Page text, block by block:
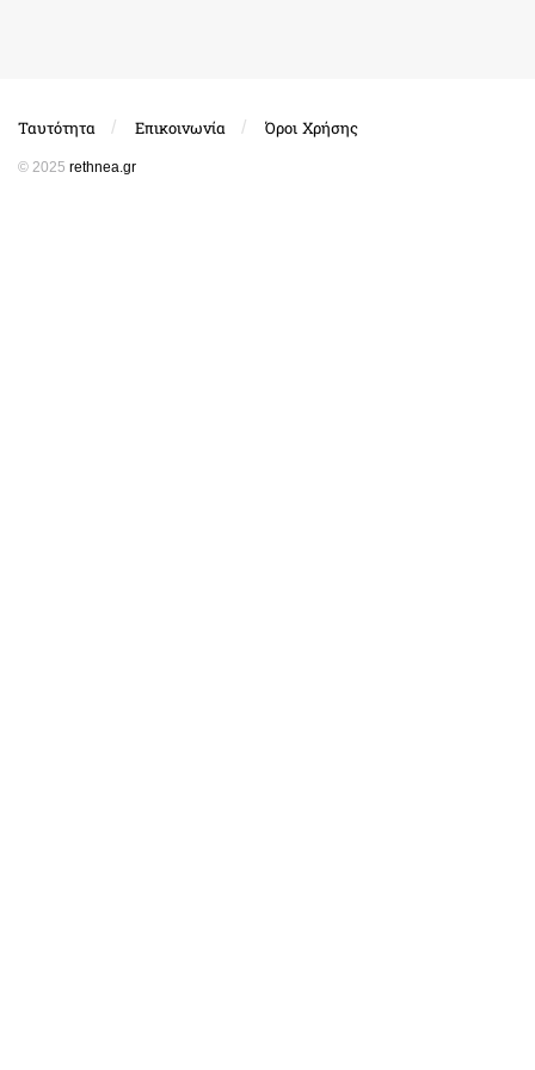
Ταυτότητα Επικοινωνία Όροι Χρήσης
© 2025 rethnea.gr